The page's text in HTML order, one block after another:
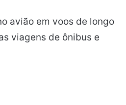
avião em voos de longo
viagens de ônibus e